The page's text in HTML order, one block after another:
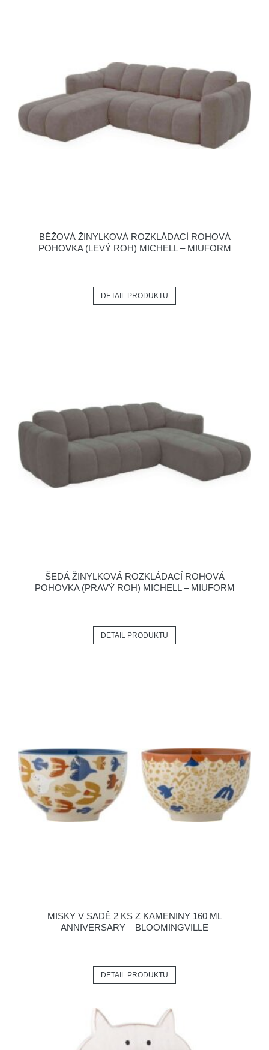
BÉŽOVÁ ŽINYLKOVÁ ROZKLÁDACÍ ROHOVÁ
POHOVKA (LEVÝ ROH) MICHELL – MIUFORM
DETAIL PRODUKTU
ŠEDÁ ŽINYLKOVÁ ROZKLÁDACÍ ROHOVÁ
POHOVKA (PRAVÝ ROH) MICHELL – MIUFORM
DETAIL PRODUKTU
MISKY V SADĚ 2 KS Z KAMENINY 160 ML
ANNIVERSARY – BLOOMINGVILLE
DETAIL PRODUKTU